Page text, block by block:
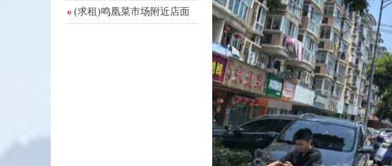
(求租)鸣凰菜市场附近店面